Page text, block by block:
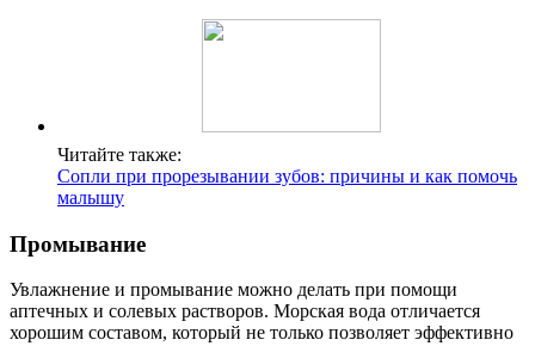
Читайте также:
Сопли при прорезывании зубов: причины и как помочь
малышу
Промывание
Увлажнение и промывание можно делать при помощи
аптечных и солевых растворов. Морская вода отличается
хорошим составом, который не только позволяет эффективно